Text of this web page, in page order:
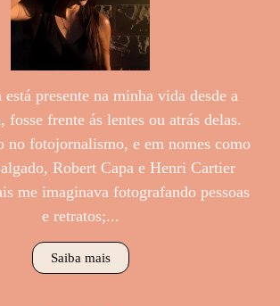
presente na minha vida desde a
fosse frente ás lentes ou atrás delas.
no fotojornalismo, e em nomes como
Robert Capa e Henri Cartier
me imaginava fotografando pessoas
e retratos;...
Saiba mais